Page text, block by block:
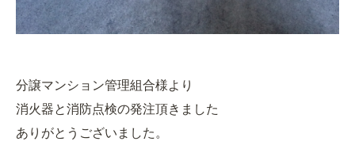
分譲マンション管理組合様より
消火器と消防点検の発注頂きました
ありがとうございました。